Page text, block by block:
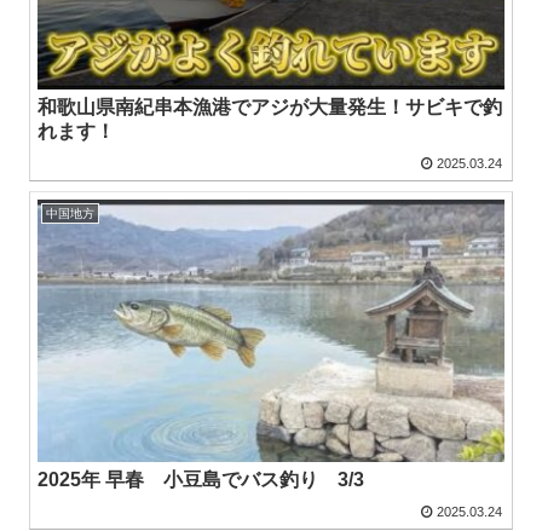
和歌山県南紀串本漁港でアジが大量発生！サビキで釣
れます！
2025.03.24
中国地方
2025年 早春 小豆島でバス釣り 3/3
2025.03.24